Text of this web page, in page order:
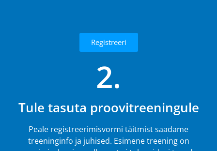
Registreeri
2.
Tule tasuta proovitreeningule
Peale registreerimisvormi täitmist saadame
treeninginfo ja juhised. Esimene treening on